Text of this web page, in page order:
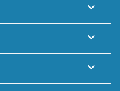


